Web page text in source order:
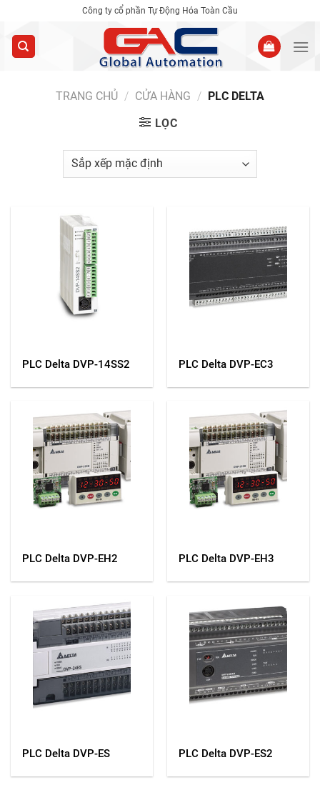
content
Công ty cổ phần Tự Động Hóa Toàn Cầu
TRANG CHỦ / CỬA HÀNG / PLC DELTA
LỌC
PLC Delta DVP-14SS2 PLC Delta DVP-EC3
PLC Delta DVP-EH2 PLC Delta DVP-EH3
PLC Delta DVP-ES PLC Delta DVP-ES2